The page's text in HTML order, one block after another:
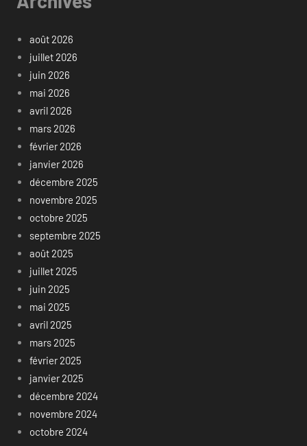
août 2026
juillet 2026
juin 2026
mai 2026
avril 2026
mars 2026
février 2026
janvier 2026
décembre 2025
novembre 2025
octobre 2025
septembre 2025
août 2025
juillet 2025
juin 2025
mai 2025
avril 2025
mars 2025
février 2025
janvier 2025
décembre 2024
novembre 2024
octobre 2024